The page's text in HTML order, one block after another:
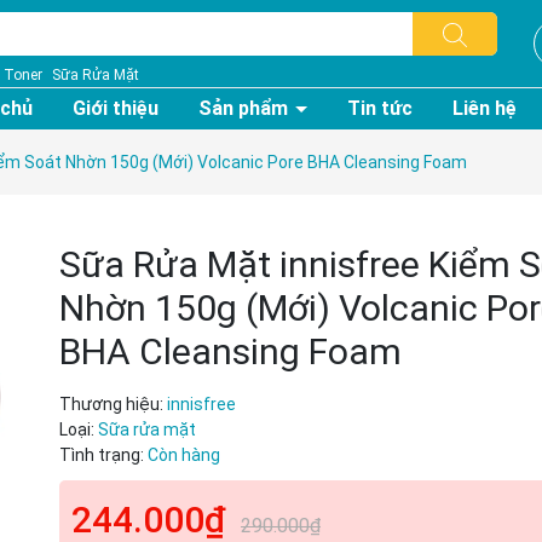
Toner Sữa Rửa Mặt
Giới thiệu Sản phẩm Tin tức Liên hệ
Soát Nhờn 150g (Mới) Volcanic Pore BHA Cleansing Foam
Sữa Rửa Mặt innisfree Kiểm
Nhờn 150g (Mới) Volcanic
BHA Cleansing Foam
Thương hiệu: innisfree
Loại: Sữa rửa mặt
Tình trạng: Còn hàng
244.000₫ 290.000₫